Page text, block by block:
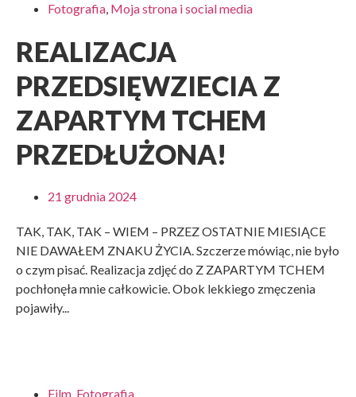
Fotografia, Moja strona i social media
REALIZACJA
PRZEDSIĘWZIECIA Z
ZAPARTYM TCHEM
PRZEDŁUŻONA!
21 grudnia 2024
TAK, TAK, TAK – WIEM – PRZEZ OSTATNIE MIESIĄCE
NIE DAWAŁEM ZNAKU ŻYCIA. Szczerze mówiąc, nie było
o czym pisać. Realizacja zdjęć do Z ZAPARTYM TCHEM
pochłonęła mnie całkowicie. Obok lekkiego zmęczenia
pojawiły...
Film Fotografia